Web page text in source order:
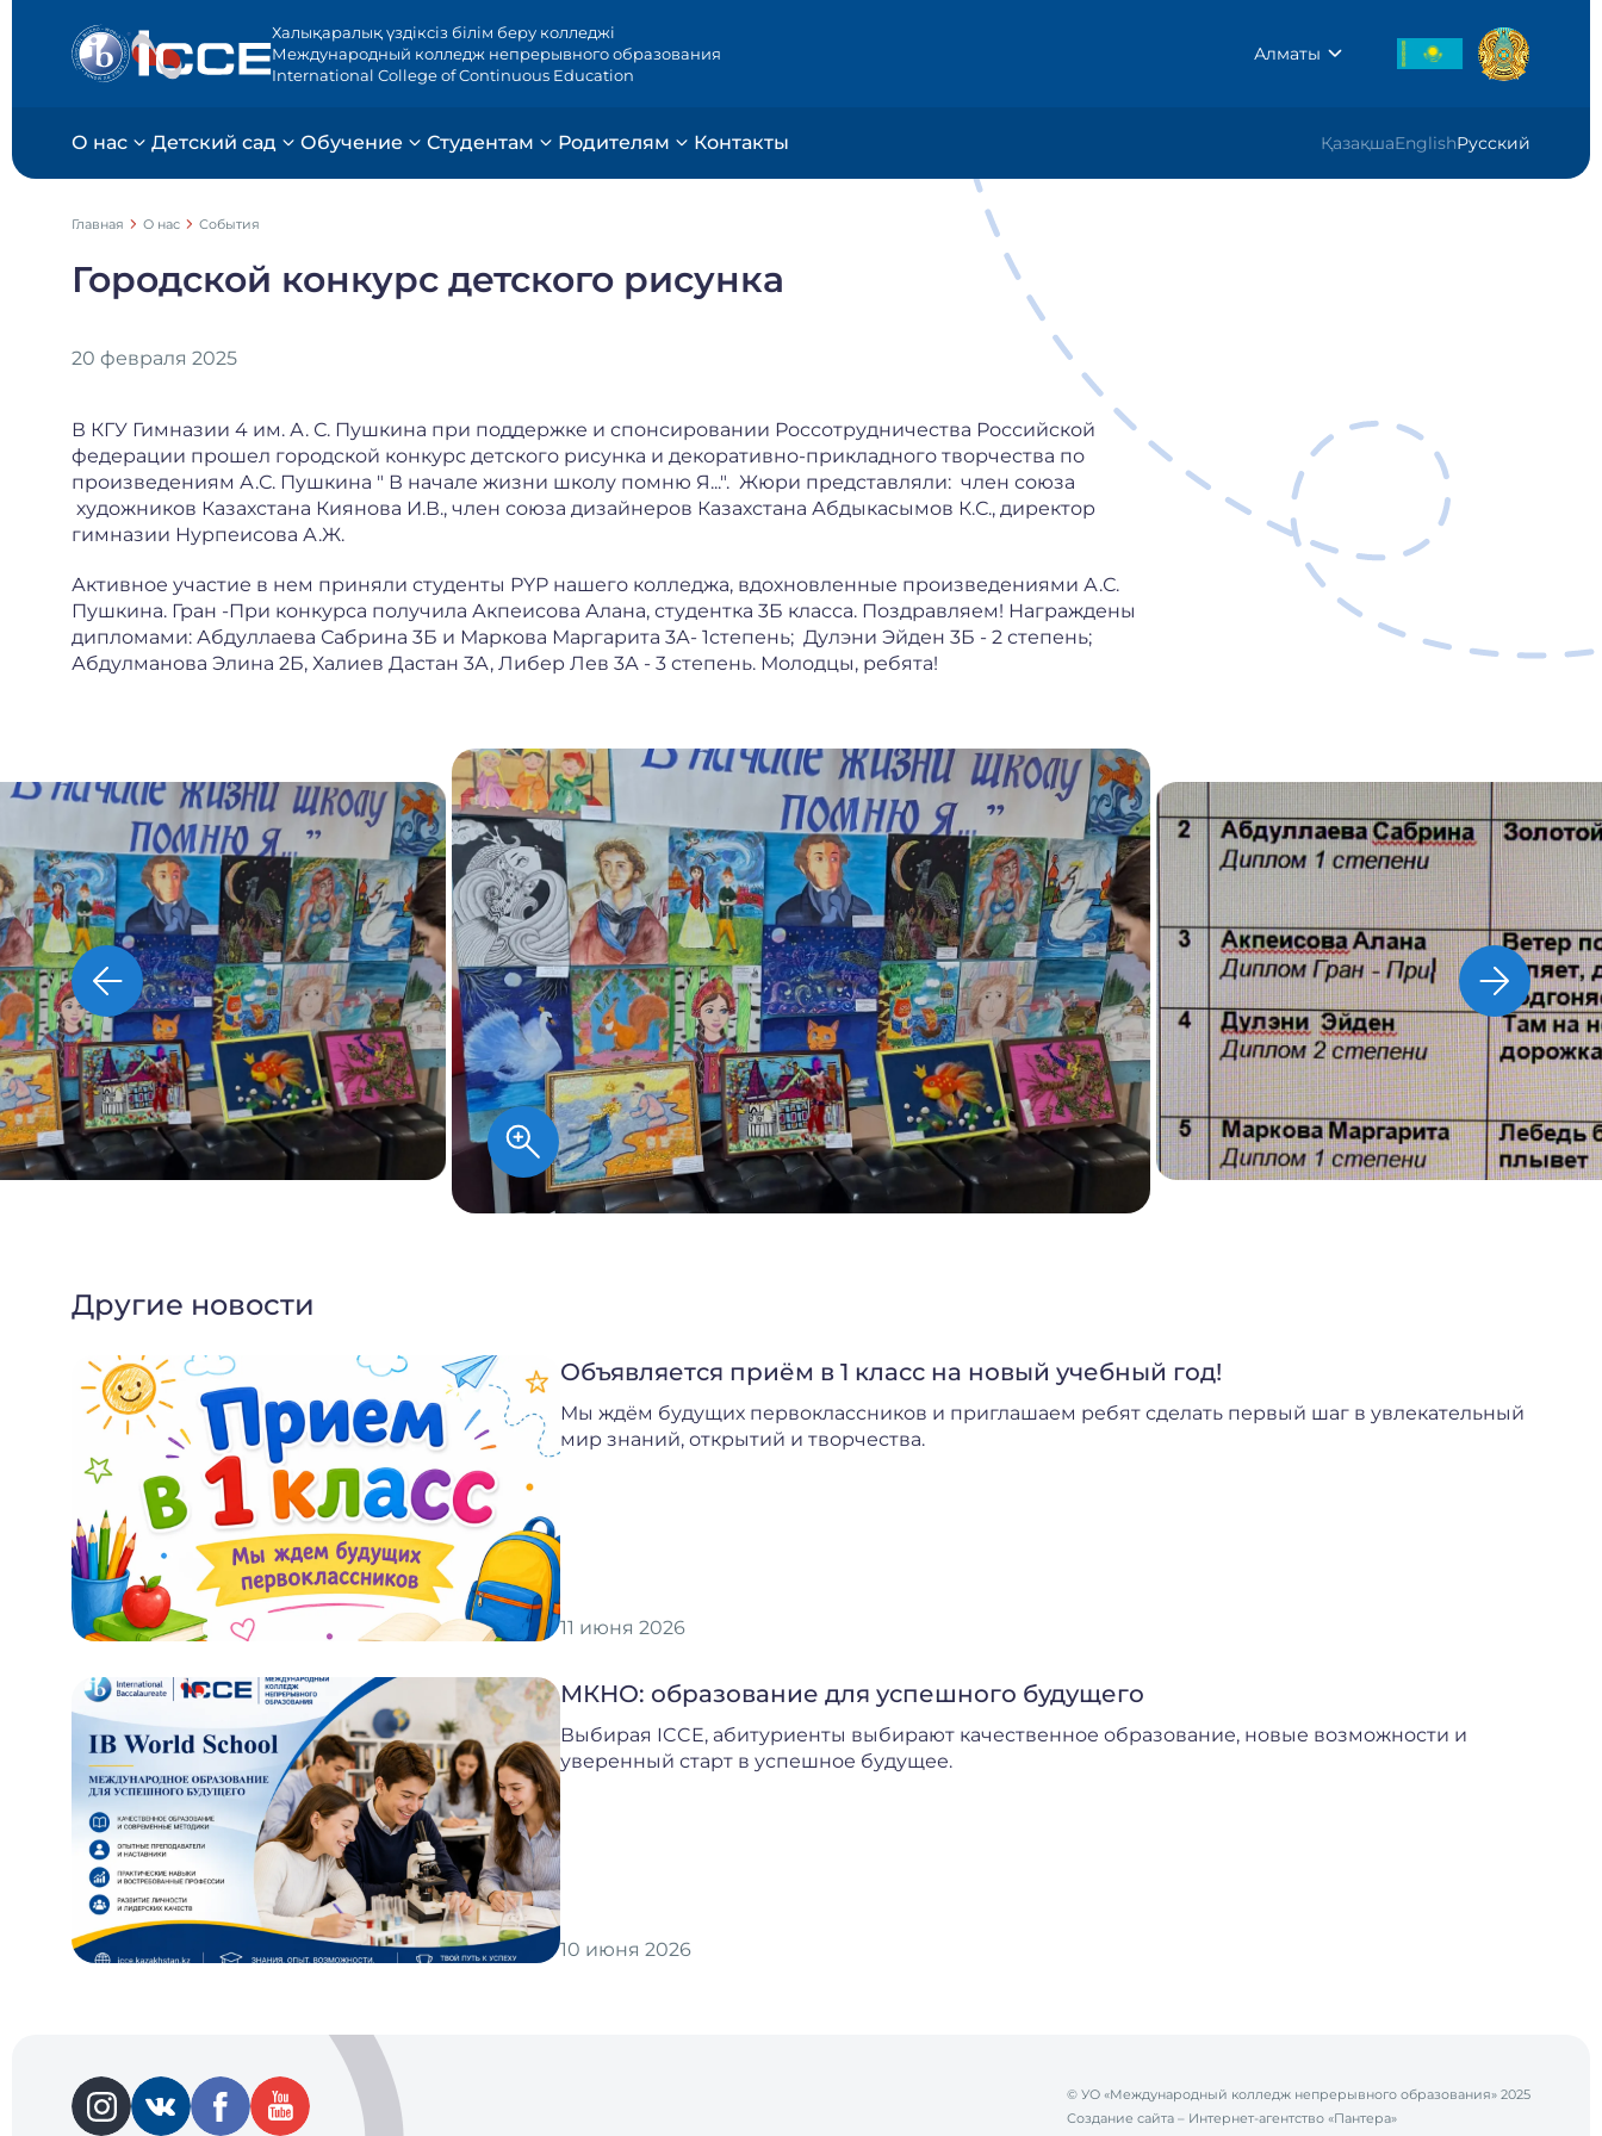
Халықаралық үздіксіз білім беру колледжі
Международный колледж непрерывного образования
International College of Continuous Education
Алматы
О нас Детский сад Обучение Студентам Родителям Контакты ҚазақшаEnglishРусский
Главная О нас События
Городской конкурс детского рисунка
20 февраля 2025
В КГУ Гимназии 4 им. А. С. Пушкина при поддержке и спонсировании Россотрудничества Российской
федерации прошел городской конкурс детского рисунка и декоративно-прикладного творчества по
произведениям А.С. Пушкина " В начале жизни школу помню Я...". Жюри представляли: член союза
художников Казахстана Киянова И.В., член союза дизайнеров Казахстана Абдыкасымов К.С., директор
гимназии Нурпеисова А.Ж.
Активное участие в нем приняли студенты PYP нашего колледжа, вдохновленные произведениями А.С.
Пушкина. Гран -При конкурса получила Акпеисова Алана, студентка 3Б класса. Поздравляем! Награждены
дипломами: Абдуллаева Сабрина 3Б и Маркова Маргарита 3А- 1степень; Дулэни Эйден 3Б - 2 степень;
Абдулманова Элина 2Б, Халиев Дастан 3А, Либер Лев 3А - 3 степень. Молодцы, ребята!
Другие новости
Объявляется приём в 1 класс на новый учебный год!
Мы ждём будущих первоклассников и приглашаем ребят сделать первый шаг в увлекательный
мир знаний, открытий и творчества.
11 июня 2026
МКНО: образование для успешного будущего
Выбирая ICCE, абитуриенты выбирают качественное образование, новые возможности и
уверенный старт в успешное будущее.
10 июня 2026
© УО «Международный колледж непрерывного образования» 2025
Создание сайта – Интернет-агентство «Пантера»